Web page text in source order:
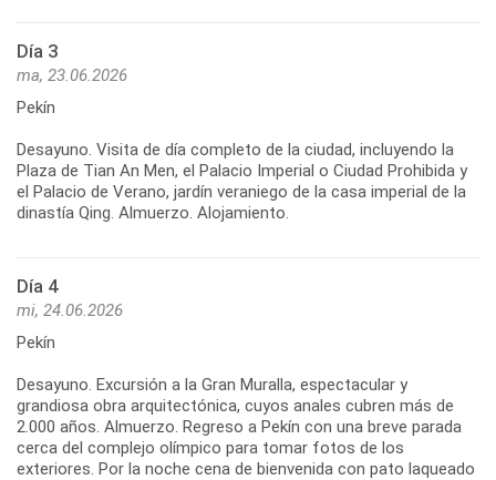
Día 3
ma, 23.06.2026
Pekín
Desayuno. Visita de día completo de la ciudad, incluyendo la
Plaza de Tian An Men, el Palacio Imperial o Ciudad Prohibida y
el Palacio de Verano, jardín veraniego de la casa imperial de la
Día 4
mi, 24.06.2026
Pekín
Desayuno. Excursión a la Gran Muralla, espectacular y
grandiosa obra arquitectónica, cuyos anales cubren más de
2.000 años. Almuerzo. Regreso a Pekín con una breve parada
cerca del complejo olímpico para tomar fotos de los
exteriores. Por la noche cena de bienvenida con pato laqueado